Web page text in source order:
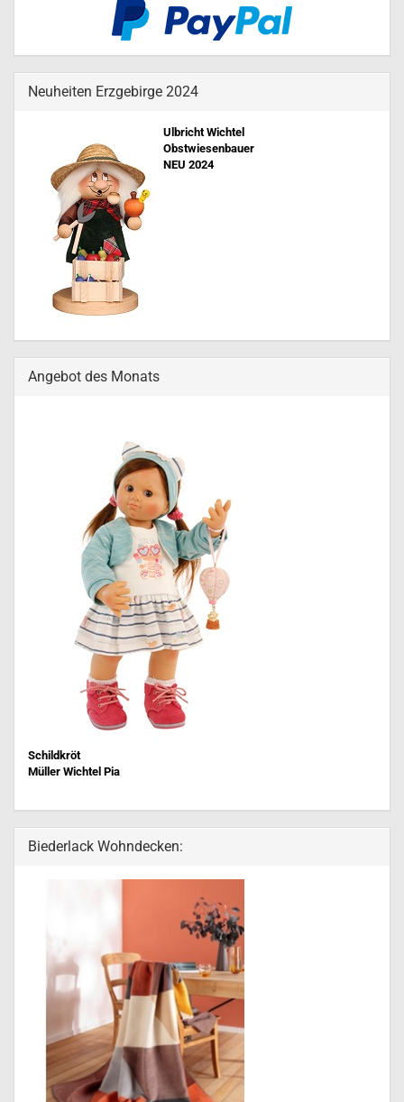
Neuheiten Erzgebirge 2024
Ulbricht Wichtel
Obstwiesenbauer
NEU 2024
Angebot des Monats
Schildkröt
Müller Wichtel Pia
Biederlack Wohndecken: